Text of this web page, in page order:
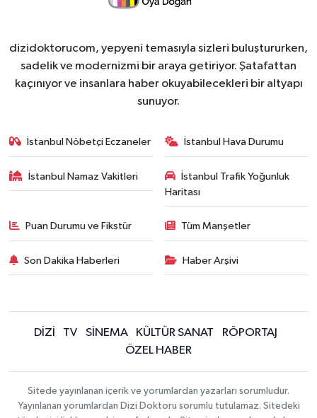
dizidoktorucom, yepyeni temasıyla sizleri buluştururken,
sadelik ve modernizmi bir araya getiriyor. Şatafattan
kaçınıyor ve insanlara haber okuyabilecekleri bir altyapı
sunuyor.
İstanbul Nöbetçi Eczaneler İstanbul Hava Durumu
İstanbul Namaz Vakitleri
İstanbul Trafik Yoğunluk
Haritası
Puan Durumu ve Fikstür Tüm Manşetler
Son Dakika Haberleri Haber Arşivi
DİZİ TV SİNEMA KÜLTÜR SANAT
RÖPORTAJ
ÖZEL HABER
Sitede yayınlanan içerik ve yorumlardan yazarları sorumludur.
Yayınlanan yorumlardan Dizi Doktoru sorumlu tutulamaz. Sitedeki